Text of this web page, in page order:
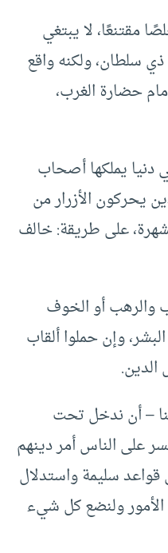
مقتنعًا، لا يبتغي
سلطان، ولكنه واقع
حضارة الغرب،
دنيا يملكها أصحاب
يحركون الأزرار من
على طريقة: خالف
والرهب أو الخوف
وإن حملوا ألقاب
الدين.
– أن ندخل تحت
على الناس أمر دينهم
قواعد سليمة واستدلال
ولنضع كل شيء